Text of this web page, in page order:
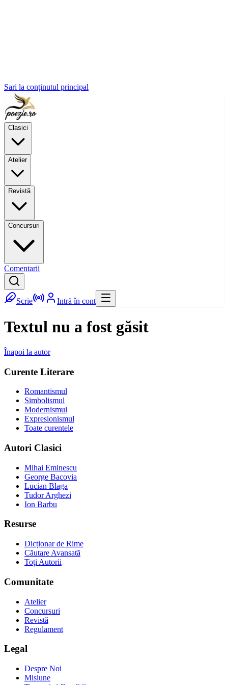
Sari la conținutul principal
Clasici
Atelier
Revistă
Concursuri
Comentarii
Scrie Intră în cont
Textul nu a fost găsit
Înapoi la autor
Curente Literare
Romantismul
Simbolismul
Modernismul
Expresionismul
Toate curentele
Autori Clasici
Mihai Eminescu
George Bacovia
Lucian Blaga
Tudor Arghezi
Ion Barbu
Resurse
Dicționar de Rime
Căutare Avansată
Toți Autorii
Comunitate
Atelier
Concursuri
Revistă
Regulament
Legal
Despre Noi
Misiune